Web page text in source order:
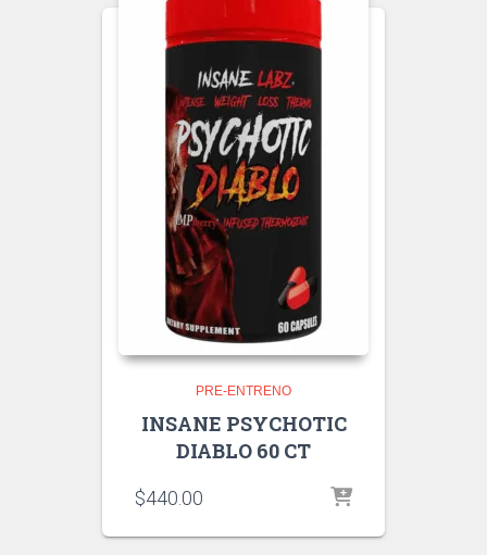
PRE-ENTRENO
INSANE PSYCHOTIC
DIABLO 60 CT
$440.00